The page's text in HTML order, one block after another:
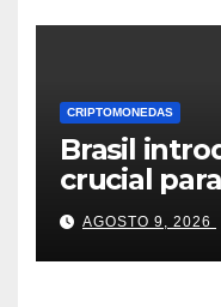
CRIPTOMONEDAS
Brasil
crucial
de las
AGOSTO 9, 2026